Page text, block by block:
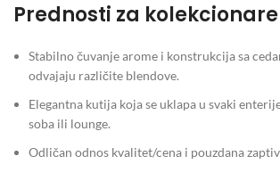
Prednosti za
Stabilno čuvanje arome i konstrukcija sa
odvajaju različite blendove.
Elegantna kutija koja se uklapa u svaki
soba ili lounge.
Odličan odnos kvalitet/cena i pouzdana